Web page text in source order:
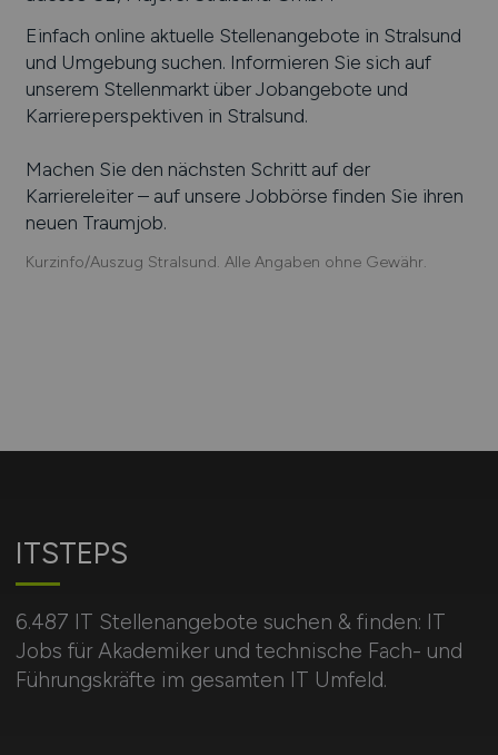
Einfach online aktuelle Stellenangebote in Stralsund
und Umgebung suchen. Informieren Sie sich auf
unserem Stellenmarkt über Jobangebote und
Karriereperspektiven in Stralsund.
Machen Sie den nächsten Schritt auf der
Karriereleiter – auf unsere Jobbörse finden Sie ihren
neuen Traumjob.
Kurzinfo/Auszug Stralsund. Alle Angaben ohne Gewähr.
ITSTEPS
6.487 IT Stellenangebote suchen & finden: IT
Jobs für Akademiker und technische Fach- und
Führungskräfte im gesamten IT Umfeld.